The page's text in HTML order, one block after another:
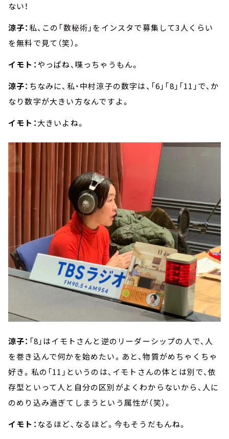
ない！
涼子：私、この「数秘術」をインスタで募集して3人くらい
を無料で見て（笑）。
イモト：やっぱね、喋っちゃうもん。
涼子： ちなみに、私・中村涼子の数字は、「6」「8」「11」で、か
なり数字が大きい方なんですよ。
イモト：大きいよね。
涼子： 「8」はイモトさんと逆のリーダーシップの人で、人
を巻き込んで何かを始めたい。あと、物質がめちゃくちゃ
好き。私の「11」というのは、イモトさんの体とは別で、依
存型といって人と自分の区別がよくわからないから、人に
のめり込み過ぎてしまうという属性が（笑）。
イモト： なるほど、なるほど。今もそうだもんね。